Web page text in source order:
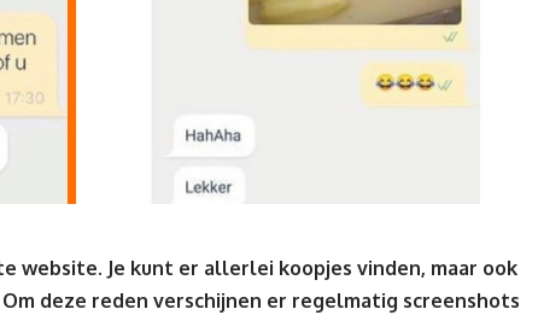
Je kunt er allerlei koopjes vinden, maar ook
deze reden verschijnen er regelmatig screenshots